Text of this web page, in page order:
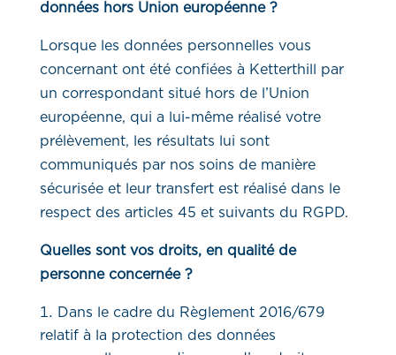
données hors Union européenne ?
Lorsque les données personnelles vous
concernant ont été confiées à Ketterthill par
un correspondant situé hors de l’Union
européenne, qui a lui-même réalisé votre
prélèvement, les résultats lui sont
communiqués par nos soins de manière
sécurisée et leur transfert est réalisé dans le
respect des articles 45 et suivants du RGPD.
Quelles sont vos droits, en qualité de
personne concernée ?
Dans le cadre du Règlement 2016/679
relatif à la protection des données